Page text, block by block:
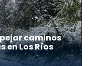
caminos
Los Ríos